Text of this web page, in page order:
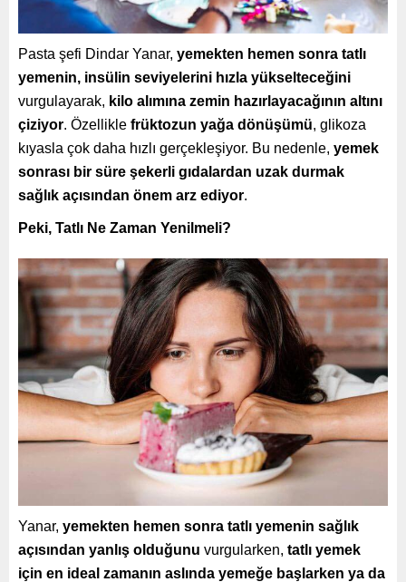
Pasta şefi Dindar Yanar, yemekten hemen sonra tatlı
yemenin, insülin seviyelerini hızla yükselteceğini
vurgulayarak, kilo alımına zemin hazırlayacağının altını
çiziyor. Özellikle früktozun yağa dönüşümü, glikoza
kıyasla çok daha hızlı gerçekleşiyor. Bu nedenle, yemek
sonrası bir süre şekerli gıdalardan uzak durmak
sağlık açısından önem arz ediyor.
Peki, Tatlı Ne Zaman Yenilmeli?
Yanar, yemekten hemen sonra tatlı yemenin sağlık
açısından yanlış olduğunu vurgularken, tatlı yemek
için en ideal zamanın aslında yemeğe başlarken ya da